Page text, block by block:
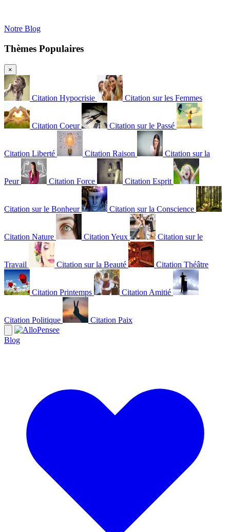
Notre Blog
Thèmes Populaires
×
Citation Hypocrisie Citation sur les Femmes
Citation Coeur Citation sur le Passé
Citation Liberté Citation Raison Citation sur la
Peur Citation Force Citation Esprit
Citation sur le Bonheur Citation sur la Conscience
Citation Nature Citation Yeux Citation sur le
Travail Citation sur la Beauté Citation Théâtre
Citation Printemps Citation Amitié
Citation Politique Citation Paix
Blog